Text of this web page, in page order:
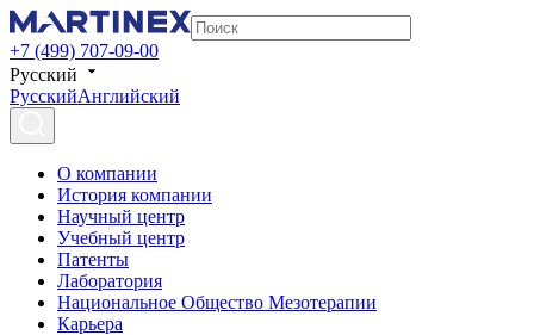
+7 (499) 707-09-00
Русский
РусскийАнглийский
О компании
История компании
Научный центр
Учебный центр
Патенты
Лаборатория
Национальное Общество Мезотерапии
Карьера